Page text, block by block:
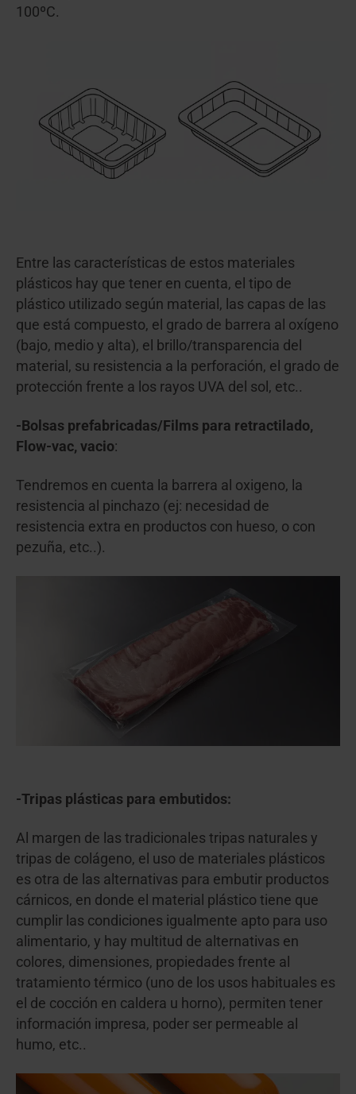
100ºC.
Entre las características de estos materiales
plásticos hay que tener en cuenta, el tipo de
plástico utilizado según material, las capas de las
que está compuesto, el grado de barrera al oxígeno
(bajo, medio y alta), el brillo/transparencia del
material, su resistencia a la perforación, el grado de
protección frente a los rayos UVA del sol, etc..
-Bolsas prefabricadas/Films para retractilado,
Flow-vac, vacio:
Tendremos en cuenta la barrera al oxigeno, la
resistencia al pinchazo (ej: necesidad de
resistencia extra en productos con hueso, o con
pezuña, etc..).
-Tripas plásticas para embutidos:
Al margen de las tradicionales tripas naturales y
tripas de colágeno, el uso de materiales plásticos
es otra de las alternativas para embutir productos
cárnicos, en donde el material plástico tiene que
cumplir las condiciones igualmente apto para uso
alimentario, y hay multitud de alternativas en
colores, dimensiones, propiedades frente al
tratamiento térmico (uno de los usos habituales es
el de cocción en caldera u horno), permiten tener
información impresa, poder ser permeable al
humo, etc..